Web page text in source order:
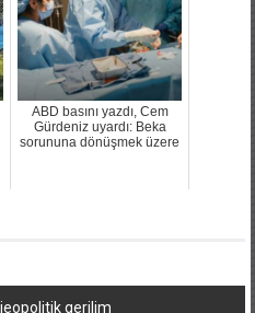
ABD basını yazdı, Cem
Gürdeniz uyardı: Beka
sorununa dönüşmek üzere
gerilim